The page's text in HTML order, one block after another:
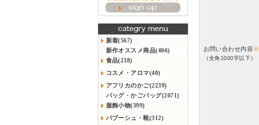
新着(567)
新作オススメ商品(406)
食品(238)
コスメ・アロマ(40)
アフリカのかご(2239)
バッグ・かごバッグ(2071)
服飾小物(399)
バブーシュ・靴(312)
お問い合わせ内容※
（全角1000字以下）